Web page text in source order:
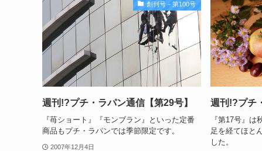
創刊号－第100号
週刊!?プチ・ラパン通信【第29号】
『苺ショート』『モンブラン』といった定番
商品もプチ・ラパンでは季節限定です。
2007年12月4日
週刊!?プチ
『第17号』は
足を経てほと
した。